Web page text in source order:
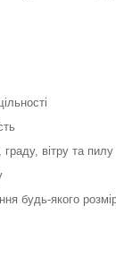
граду, вітру та пилу
будь-якого